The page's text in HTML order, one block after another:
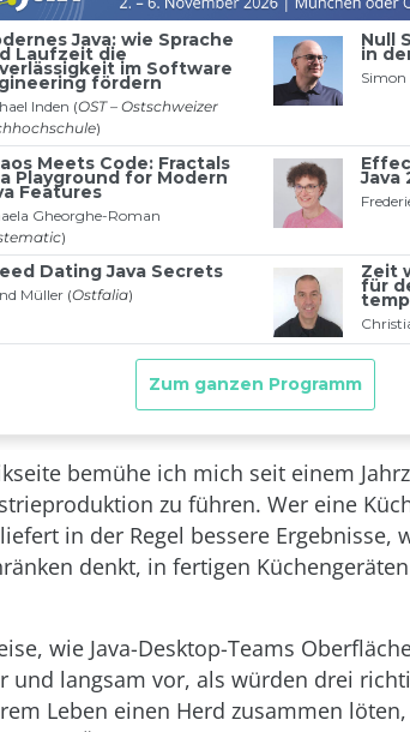
bemühe ich mich seit einem
zu führen. Wer eine
in der Regel bessere Ergebnisse,
denkt, in fertigen
wie Java-Desktop-Teams
und langsam vor, als würden drei
Leben einen Herd zusammen